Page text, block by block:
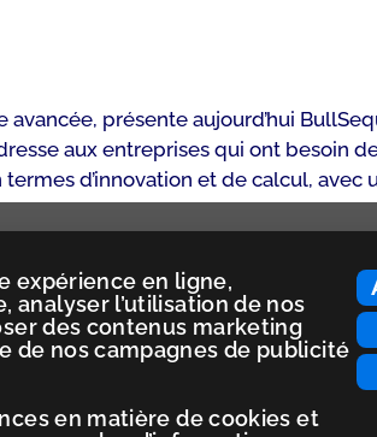
expérience en ligne,
analyser l’utilisation de nos
des contenus marketing
de nos campagnes de publicité
en matière de cookies et
présente aujourd’hui
aux entreprises qui ont besoin
d’innovation et de calcul,